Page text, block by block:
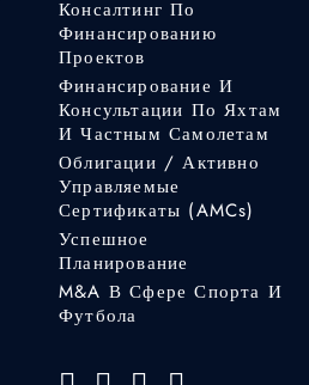
Консалтинг По
Финансированию
Проектов
Финансирование И
Консультации По Яхтам
И Частным Самолетам
Облигации / Активно
Управляемые
Сертификаты (AMCs)
Успешное
Планирование
M&A В Сфере Спорта И
Футбола